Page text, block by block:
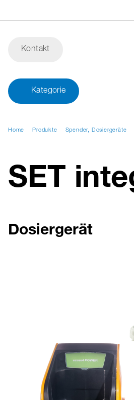
Kontakt
Kategorie
Home Produkte Spender, Dosiergeräte
SET
Dosiergerät